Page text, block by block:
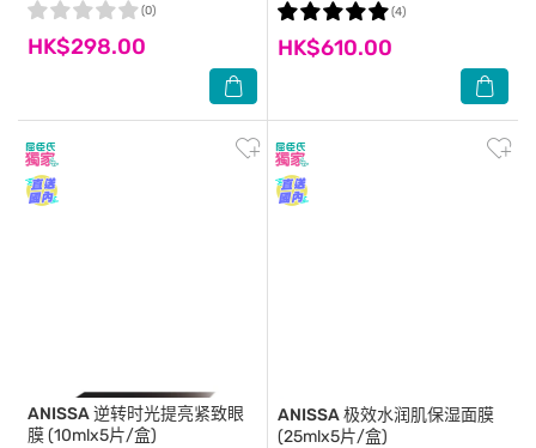
HK$298.00
(0)
HK$610.00
(4)
ANISSA逆转时光提亮紧致眼
膜 (10mlx5片/盒)
ANISSA极效水润肌保湿面膜
(25mlx5片/盒)